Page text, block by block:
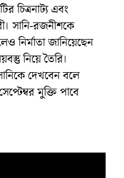
চিত্রনাট্য এবং
সানি-রজনীশকে
নির্মাতা জানিয়েছেন
নিয়ে তৈরি।
দেখবেন বলে
মুক্তি পাবে